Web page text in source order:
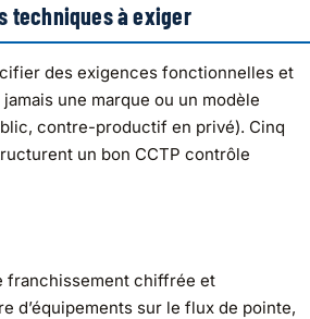
techniques à exiger
des exigences fonctionnelles et
une marque ou un modèle
contre-productif en privé). Cinq
un bon CCTP contrôle
franchissement chiffrée et
d’équipements sur le flux de pointe,